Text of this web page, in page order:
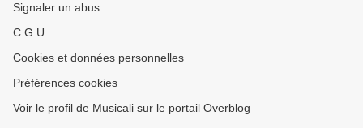
Signaler un abus
C.G.U.
Cookies et données personnelles
Préférences cookies
Voir le profil de Musicali sur le portail Overblog